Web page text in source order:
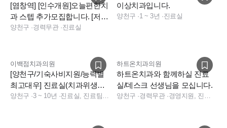
[염창역] [인수개원]오늘편한치
과 스텝 추가모집합니다. [저년
차 지원가능]
양천구 ·경력무관·진료실
이상치과입니다.
양천구 ·1 ~ 3년 ·진료실
이백점치과의원
[양천구/기숙사비지원/능력별
최고대우] 진료실(치과위생사,
조무사) 및 데스크(경력직) 모
양천구 ·3 ~ 10년 · 진료실, 진료팀장, 데스크, 진료실, 데스크, 데스크, 전화응대(CS)
하트온치과의원
하트온치과와 함께하실 진료
실/데스크 선생님을 모십니다.
양천구 ·경력무관· 경영지원, 진료실, 보험청구, 데스크, 상담, 소독실, 수술실